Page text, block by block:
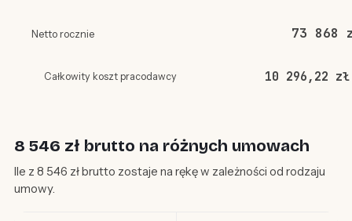
Netto rocznie 73 868
Całkowity koszt pracodawcy 10 296,22 zł
8 546 zł brutto na różnych umowach
Ile z 8 546 zł brutto zostaje na rękę w zależności od rodzaju
umowy.